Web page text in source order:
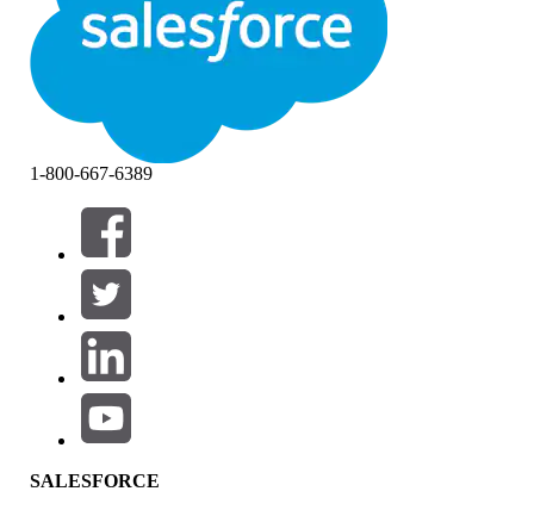
Filtre (0)
VÆLG FILTRE
Produktområde
Funktionspåvirkning
1-800-667-6389
SALESFORCE